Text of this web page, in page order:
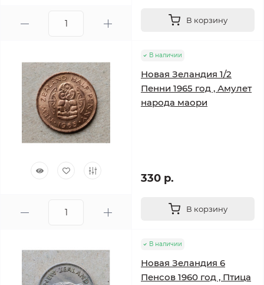
В корзину
В наличии
Новая Зеландия 1/2
Пенни 1965 год , Амулет
народа маори
330 р.
В корзину
В наличии
Новая Зеландия 6
Пенсов 1960 год , Птица